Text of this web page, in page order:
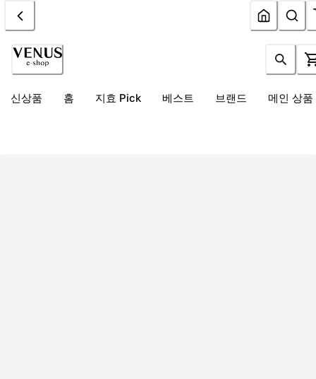
신상품 홈 지효 Pick 베스트 브랜드 메인 상품